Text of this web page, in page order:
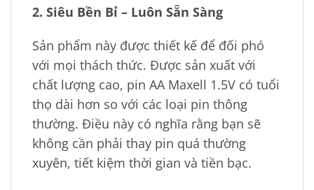
2. Siêu Bền Bỉ – Luôn Sẵn Sàng
Sản phẩm này được thiết kế để đối phó
với mọi thách thức. Được sản xuất với
chất lượng cao, pin AA Maxell 1.5V có tuổi
thọ dài hơn so với các loại pin thông
thường. Điều này có nghĩa rằng bạn sẽ
không cần phải thay pin quá thường
xuyên, tiết kiệm thời gian và tiền bạc.